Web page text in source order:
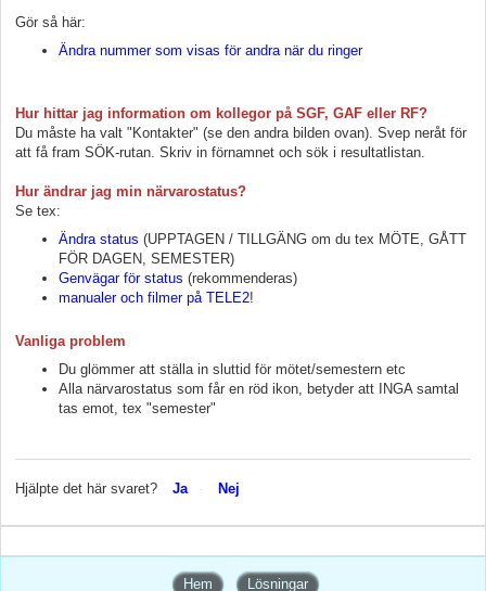
Gör så här:
Ändra nummer som visas för andra när du ringer
Hur hittar jag information om kollegor på SGF, GAF eller RF?
Du måste ha valt "Kontakter" (se den andra bilden ovan). Svep neråt för
att få fram SÖK-rutan. Skriv in förnamnet och sök i resultatlistan.
Hur ändrar jag min närvarostatus?
Se tex:
Ändra status (UPPTAGEN / TILLGÄNG om du tex MÖTE, GÅTT
FÖR DAGEN, SEMESTER)
Genvägar för status (rekommenderas)
manualer och filmer på TELE2!
Vanliga problem
Du glömmer att ställa in sluttid för mötet/semestern etc
Alla närvarostatus som får en röd ikon, betyder att INGA samtal
tas emot, tex "semester"
Hjälpte det här svaret? Ja Nej
Hem Lösningar